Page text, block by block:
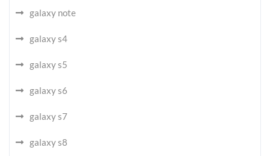
galaxy note
galaxy s4
galaxy s5
galaxy s6
galaxy s7
galaxy s8